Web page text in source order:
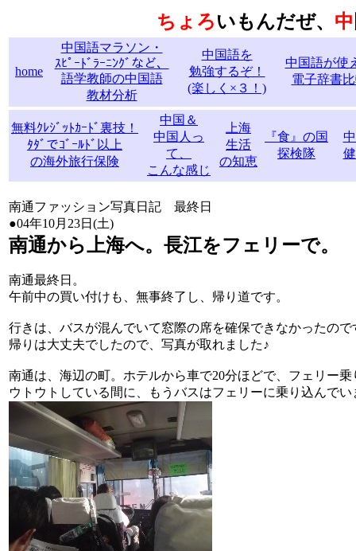
ちょろいもんだぜ、 中
home
中国語マラソン・
ｽﾋﾟｰﾄﾞﾗｰﾆﾝｸﾞなど、
語学教師の中国語
教材分析
中国語を
勉強するぞ！
(楽しく×３！)
中国語が使
電子辞書
無料ｸﾚｼﾞｯﾄｶｰﾄﾞ裏技！
ﾀﾀﾞでｺﾞｰﾙﾄﾞ以上
の海外旅行保険
中国＆
中国人っ
て、
こんな感じ
上海
生活
の知恵
『食』の国
探検隊
南通ファッション写真日記 最終日
●04年10月23日(土)
南通から上海へ。長江をフェリーで。
南通最終日。
午前中の買い付けも、無事終了し、帰り道です。
行きは、バスが混んでいて窓際の席を確保できなかったので
帰りは大丈夫でしたので、写真が取れました♪
南通は、海辺の町。ホテルから車で20分ほどで、フェリー乗
ウトウトしている間に、もうバスはフェリーに乗り込んでい